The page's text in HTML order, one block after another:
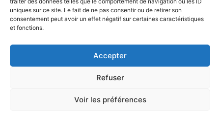
uniques sur ce site. Le fait de ne pas consentir ou de retirer son
consentement peut avoir un effet négatif sur certaines caractéristiques
et fonctions.
Accepter
Refuser
Voir les préférences
permettre de vous concentrer sur l’essentiel de votre
métier
Téléphone:0 805 69 64 75 / 02 37 34 04 04
contact@smvformation.fr
Création & Hébergement Web Cloud par